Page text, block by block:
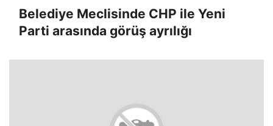
Belediye Meclisinde CHP ile Yeni
Parti arasında görüş ayrılığı